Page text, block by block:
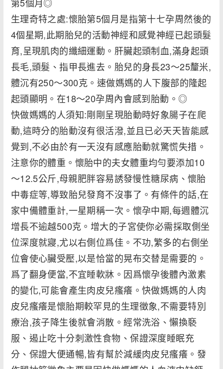
生理奇特之處:懷胎第5個月是指第十七孕周然後的
4個星期,此期胎兒的活動神經和感覺神經已起頭髮
育,呈現肌肉的纖細運動。肝臟起頭制血,滿身起頭
長毛,頭髮、指甲長進去。胎兒的身長23～25釐米,
體沉有250～300克。速做媽媽的人下腹部的隆起
起頭顯明。在18～20孕周內會感到胎動。◎
快做媽媽的人須知:剛剛呈現胎動時好象腸子在爬
動,這時分的胎動沒有很活潑,並且已必天天皆能感
覺到,不必由於有一天沒有感應胎動就驚慌失措。
注意你的體重。懷胎中的夫女體重均勻要添加10
～12.5公斤,母親肥胖容易誘發慢性糖尿病、懷胎
中毒症等,導致胎兒發育不沒事了。有條件的話,在
家中備體重計,一星期稱一次。懷孕中期,每週體沉
增長不逾越500克。增大的子宮使你必需採取側坐
位深度就寢,尤以右側位爲佳。不功,繁多的右側坐
位會使心臟受壓,以是恰當的晃布交替是需要的。
爲了翻身便當,不宜睡軟牀。因爲懷孕後體內激素
的變化,可能會產生肉皮兒瘙癢。快做媽媽的人肉
皮兒瘙癢是懷胎期較罕見的生理徵象,不需要特別
療治,孩子降生後就會消散。經常洗浴、懶換褻
服、遏止吃十分刺激性食物、保證深度睡眠充
分、保證大便通暢,皆有幫於減緩肉皮兒瘙癢。發